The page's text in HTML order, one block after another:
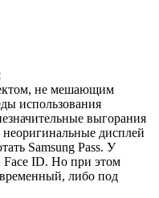
не мешающим
использования
выгорания
дисплей
Samsung Pass. У
Face ID. Но при этом
либо под